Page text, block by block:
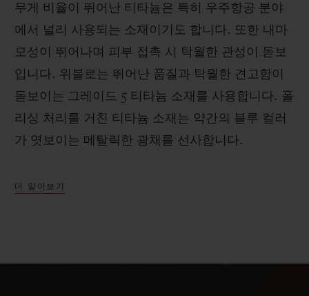
무게 비율이 뛰어난 티타늄은 특히 우주항공 분야
에서 널리 사용되는 소재이기도 합니다. 또한 내마
모성이 뛰어나며 피부 접촉 시 탁월한 관성이 돋보
입니다. 위블로는 뛰어난 품질과 탁월한 견고함이
돋보이는 그레이드 5 티타늄 소재를 사용합니다. 폴
리싱 처리를 거친 티타늄 소재는 약간의 블루 컬러
가 엿보이는 메탈릭한 광채를 선사합니다.
더 알아보기